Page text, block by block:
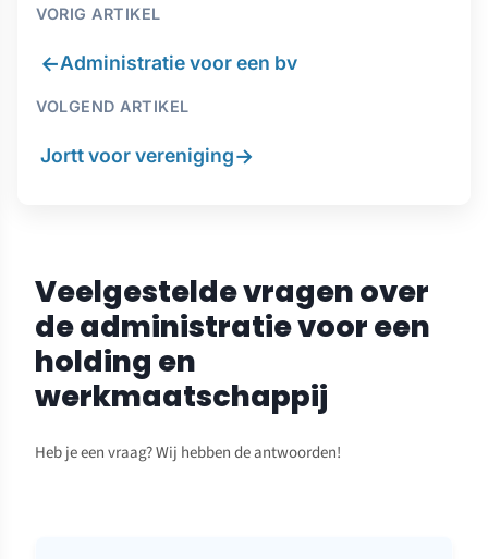
VORIG ARTIKEL
←Administratie voor een bv
VOLGEND ARTIKEL
Jortt voor vereniging→
Veelgestelde vragen over
de administratie voor een
holding en
werkmaatschappij
Heb je een vraag? Wij hebben de antwoorden!